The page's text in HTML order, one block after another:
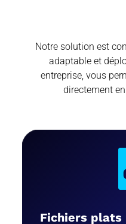
Notre solution est
adaptable et
entreprise, vous
directement
Fichiers plats